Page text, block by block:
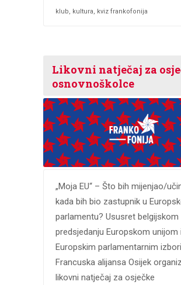
klub
kultura kviz frankofonija
Likovni natječaj za
osnovnoškolce
„Moja EU“ – Što bih mijenjao/
kada bih bio zastupnik u
parlamentu? Ususret belgijskom
predsjedanju Europskom unijom i
Europskim parlamentarnim
Francuska alijansa Osijek
likovni natječaj za osječke